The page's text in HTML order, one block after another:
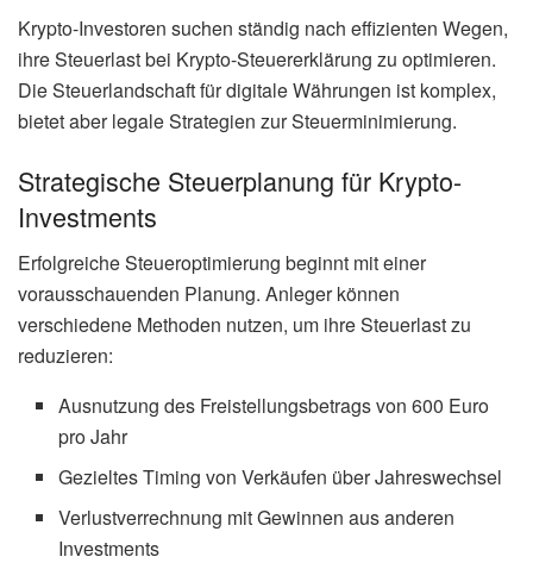
Krypto-Investoren suchen ständig nach effizienten Wegen,
ihre Steuerlast bei Krypto-Steuererklärung zu optimieren.
Die Steuerlandschaft für digitale Währungen ist komplex,
bietet aber legale Strategien zur Steuerminimierung.
Strategische Steuerplanung für Krypto-
Investments
Erfolgreiche Steueroptimierung beginnt mit einer
vorausschauenden Planung. Anleger können
verschiedene Methoden nutzen, um ihre Steuerlast zu
reduzieren:
Ausnutzung des Freistellungsbetrags von 600 Euro
pro Jahr
Gezieltes Timing von Verkäufen über Jahreswechsel
Verlustverrechnung mit Gewinnen aus anderen
Investments